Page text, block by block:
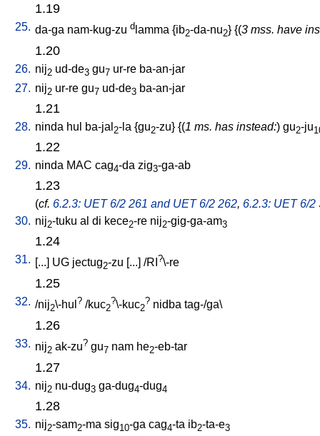
1.19
25. da-ga nam-kug-zu d lamma {ib2-da-nu2} {(3 mss. have
1.20
26. nij2 ud-de3 gu7 ur-re ba-an-jar
27. nij2 ur-re gu7 ud-de3 ba-an-jar
1.21
28. ninda hul ba-jal 2-la {gu2-zu} {(1 ms. has instead:) gu2-ju
1.22
29. ninda MAC cag4-da zig3-ga-ab
1.23
(cf. 6.2.3: UET 6/2 261 and UET 6/2 262, 6.2.3: UET 6/2
30. nij2-tuku al di kece2-re nij2-gig-ga-am3
1.24
31. [...] UG jectug2-zu [...] /RI ?\-re
1.25
32. /nij2\-hul ? /kuc2
?\-kuc2
? nidba tag-/ga\
1.26
33. nij2 ak-zu? gu7 nam he2-eb-tar
1.27
34. nij2 nu-dug3 ga-dug4-dug4
1.28
35. nij2-sam2-ma sig10-ga cag4-ta ib2-ta-e3